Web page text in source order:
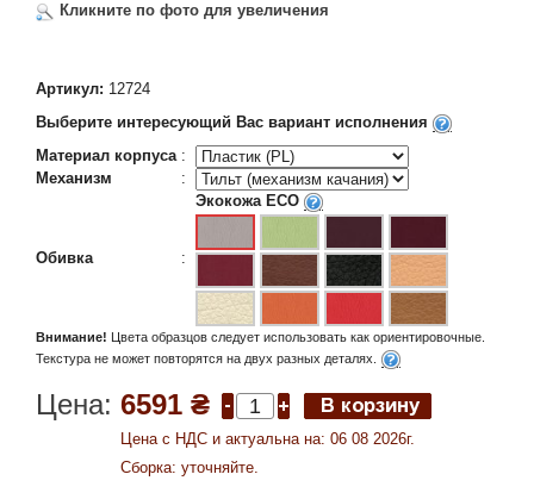
Кликните по фото для увеличения
Артикул: 12724
Выберите интересующий Вас вариант исполнения
Материал корпуса:
Механизм
:
Обивка :
Экокожа ECO
Внимание! Цвета образцов следует использовать как ориентировочные.
Текстура не может повторятся на двух разных деталях.
Цена: 6591 ₴
Цена c НДС и актуальна на: 06 08 2026г.
Сборка: уточняйте.